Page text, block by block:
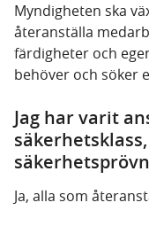
Myndigheten ska
återanställa
färdigheter och
behöver och söker
Jag har varit
Ja, alla som